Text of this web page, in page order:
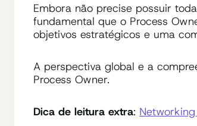
Embora não precise possuir
fundamental que o Process
objetivos estratégicos e uma
A perspectiva global e a
Process Owner.
Dica de leitura extra: